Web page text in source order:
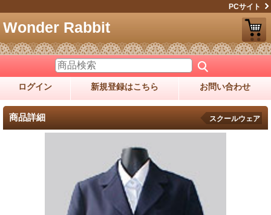
PCサイト
Wonder Rabbit
ログイン 新規登録はこちら お問い合わせ
商品詳細 スクールウェア